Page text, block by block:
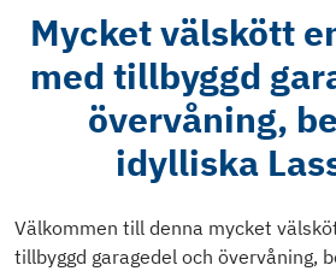
Mycket välskött
med tillbyggd
övervåning,
idylliska
Välkommen till denna mycket
tillbyggd garagedel och övervåning,